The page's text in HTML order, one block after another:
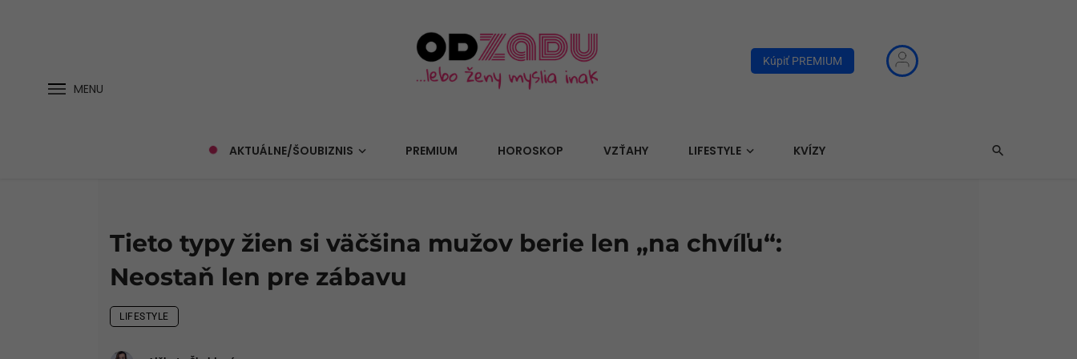
MENU
Kúpiť PREMIUM
AKTUÁLNE/ŠOUBIZNIS PREMIUM HOROSKOP VZŤAHY LIFESTYLE KVÍZY
Tieto typy žien si väčšina mužov berie len „na chvíľu“:
Neostaň len pre zábavu
LIFESTYLE